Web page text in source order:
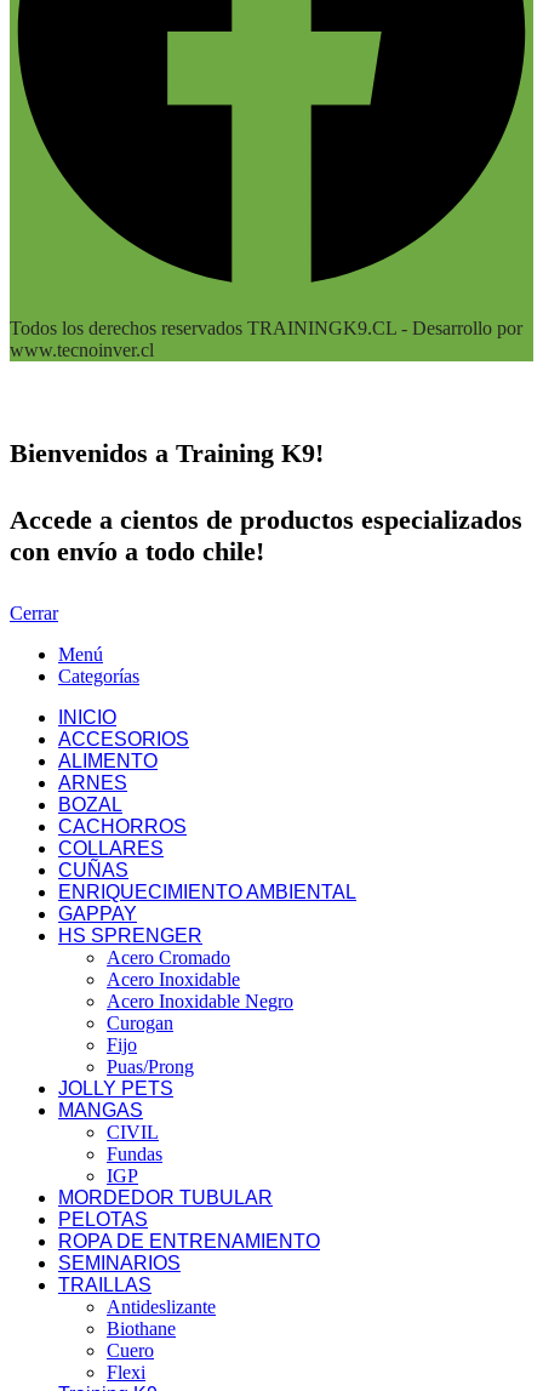
Todos los derechos reservados TRAININGK9.CL - Desarrollo por
www.tecnoinver.cl
Bienvenidos a Training K9!
Accede a cientos de productos especializados
con envío a todo chile!
Cerrar
Menú
Categorías
INICIO
ACCESORIOS
ALIMENTO
ARNES
BOZAL
CACHORROS
COLLARES
CUÑAS
ENRIQUECIMIENTO AMBIENTAL
GAPPAY
HS SPRENGER
Acero Cromado
Acero Inoxidable
Acero Inoxidable Negro
Curogan
Fijo
Puas/Prong
JOLLY PETS
MANGAS
CIVIL
Fundas
IGP
MORDEDOR TUBULAR
PELOTAS
ROPA DE ENTRENAMIENTO
SEMINARIOS
TRAILLAS
Antideslizante
Biothane
Cuero
Flexi